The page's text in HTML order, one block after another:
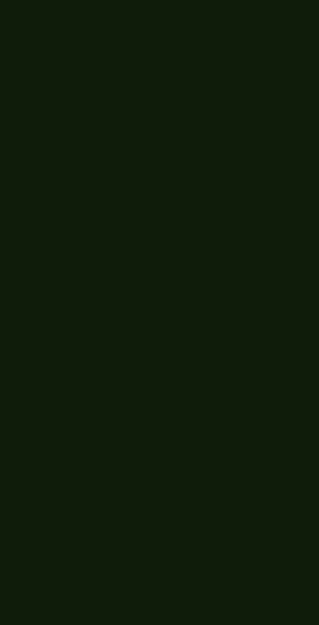
Gracias a los pilares
estructura facilita la
elementos, creando
Palladio declara